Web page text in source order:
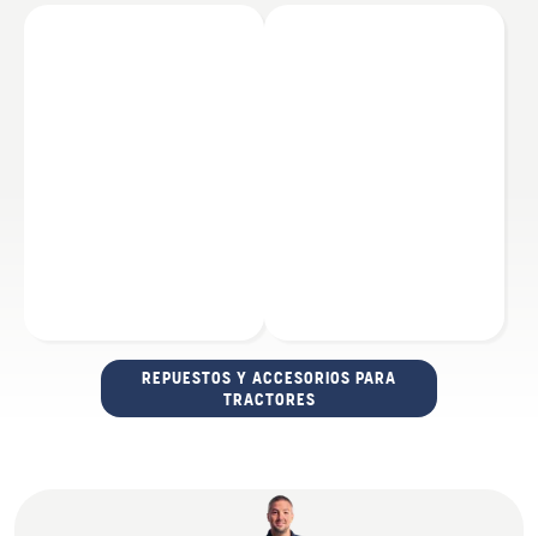
REPUESTOS Y ACCESORIOS PARA
TRACTORES